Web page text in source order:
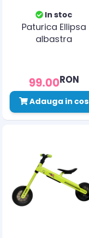
In stoc
Paturica Ellipsa
albastra
99.00RON
Adauga in cos